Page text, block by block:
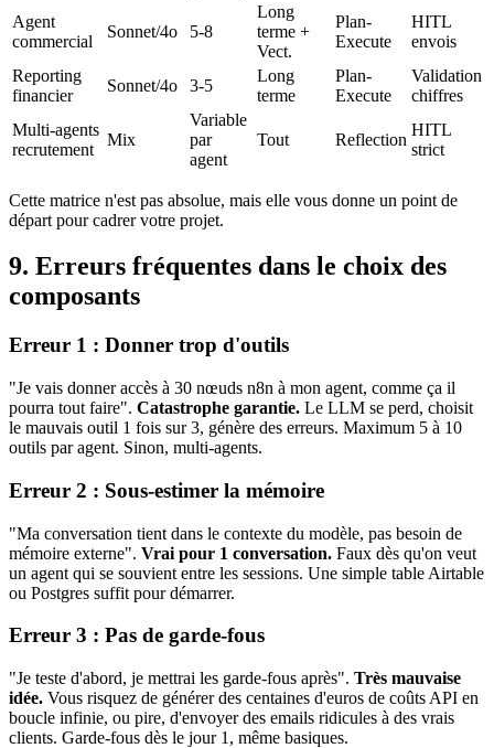
Agent
commercial
Sonnet/4o 5-8
Long
terme +
Vect.
Plan-
Execute
HITL
envois
Reporting
financier
Sonnet/4o 3-5
Long
terme
Plan-
Execute
Validation
chiffres
Multi-agents
recrutement
Mix
Variable
par
agent
Tout Reflection
HITL
strict
Cette matrice n'est pas absolue, mais elle vous donne un point de
départ pour cadrer votre projet.
9. Erreurs fréquentes dans le choix des
composants
Erreur 1 : Donner trop d'outils
"Je vais donner accès à 30 nœuds n8n à mon agent, comme ça il
pourra tout faire". Catastrophe garantie. Le LLM se perd, choisit
le mauvais outil 1 fois sur 3, génère des erreurs. Maximum 5 à 10
outils par agent. Sinon, multi-agents.
Erreur 2 : Sous-estimer la mémoire
"Ma conversation tient dans le contexte du modèle, pas besoin de
mémoire externe". Vrai pour 1 conversation. Faux dès qu'on veut
un agent qui se souvient entre les sessions. Une simple table Airtable
ou Postgres suffit pour démarrer.
Erreur 3 : Pas de garde-fous
"Je teste d'abord, je mettrai les garde-fous après". Très mauvaise
idée. Vous risquez de générer des centaines d'euros de coûts API en
boucle infinie, ou pire, d'envoyer des emails ridicules à des vrais
clients. Garde-fous dès le jour 1, même basiques.